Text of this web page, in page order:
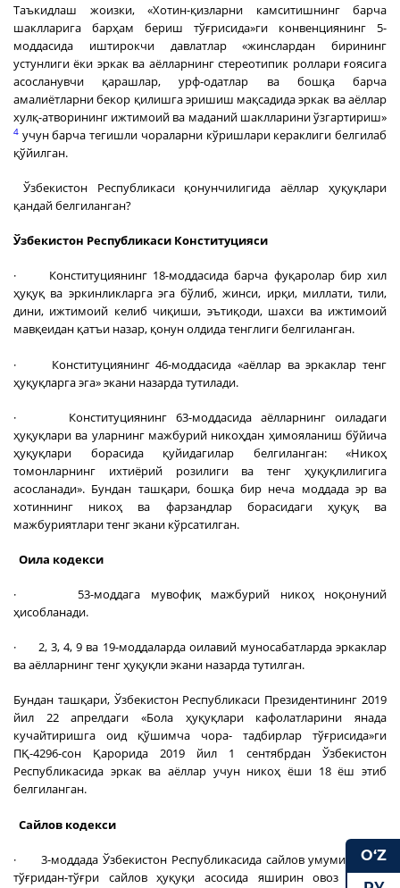
Таъкидлаш жоизки, «Хотин-қизларни камситишнинг барча
шаклларига барҳам бериш тўғрисида»ги конвенциянинг 5-
моддасида иштирокчи давлатлар «жинслардан бирининг
устунлиги ёки эркак ва аёлларнинг стереотипик роллари ғоясига
асосланувчи қарашлар, урф-одатлар ва бошқа барча
амалиётларни бекор қилишга эришиш мақсадида эркак ва аёллар
хулқ-атворининг ижтимоий ва маданий шаклларини ўзгартириш»
4 учун барча тегишли чораларни кўришлари кераклиги белгилаб
қўйилган.
Ўзбекистон Республикаси қонунчилигида аёллар ҳуқуқлари
қандай белгиланган?
Ўзбекистон Республикаси Конституцияси
· Конституциянинг 18-моддасида барча фуқаролар бир хил
ҳуқуқ ва эркинликларга эга бўлиб, жинси, ирқи, миллати, тили,
дини, ижтимоий келиб чиқиши, эътиқоди, шахси ва ижтимоий
мавқеидан қатъи назар, қонун олдида тенглиги белгиланган.
· Конституциянинг 46-моддасида «аёллар ва эркаклар тенг
ҳуқуқларга эга» экани назарда тутилади.
· Конституциянинг 63-моддасида аёлларнинг оиладаги
ҳуқуқлари ва уларнинг мажбурий никоҳдан ҳимояланиш бўйича
ҳуқуқлари борасида қуйидагилар белгиланган: «Никоҳ
томонларнинг ихтиёрий розилиги ва тенг ҳуқуқлилигига
асосланади». Бундан ташқари, бошқа бир неча моддада эр ва
хотиннинг никоҳ ва фарзандлар борасидаги ҳуқуқ ва
мажбуриятлари тенг экани кўрсатилган.
Оила кодекси
· 53-моддага мувофиқ мажбурий никоҳ ноқонуний
ҳисобланади.
· 2, 3, 4, 9 ва 19-моддаларда оилавий муносабатларда эркаклар
ва аёлларнинг тенг ҳуқуқли экани назарда тутилган.
Бундан ташқари, Ўзбекистон Республикаси Президентининг 2019
йил 22 апрелдаги «Бола ҳуқуқлари кафолатларини янада
кучайтиришга оид қўшимча чора- тадбирлар тўғрисида»ги
ПҚ-4296-сон Қарорида 2019 йил 1 сентябрдан Ўзбекистон
Республикасида эркак ва аёллар учун никоҳ ёши 18 ёш этиб
белгиланган.
Сайлов кодекси
· 3-моддада Ўзбекистон Республикасида сайлов умумий, тенг,
тўғридан-тўғри сайлов ҳуқуқи асосида яширин овоз бериш
O‘Z